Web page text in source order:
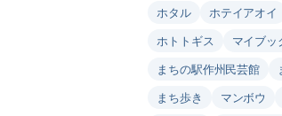
ホタル
ホテイアオイ
ホトトギス
マイブッ
まちの駅作州民芸館
まち歩き
マンボウ